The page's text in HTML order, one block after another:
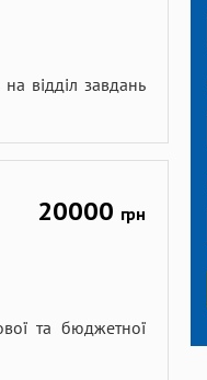
відділ завдань
20000 грн
та бюджетної